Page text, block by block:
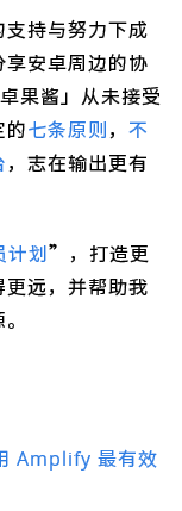
支持与努力下成
安卓周边的协
果酱」从未接受
的七条原则， 不
，志在输出更有
计划”，打造更
远，并帮助我
Amplify 最有效